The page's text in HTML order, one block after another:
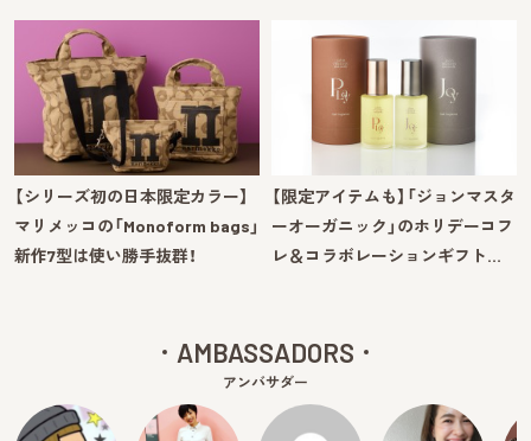
【シリーズ初の日本限定カラー】
マリメッコの「Monoform bags」
新作7型は使い勝手抜群！
【限定アイテムも】「ジョンマスタ
ーオーガニック」のホリデーコフ
レ＆コラボレーションギフト…
AMBASSADORS
アンバサダー